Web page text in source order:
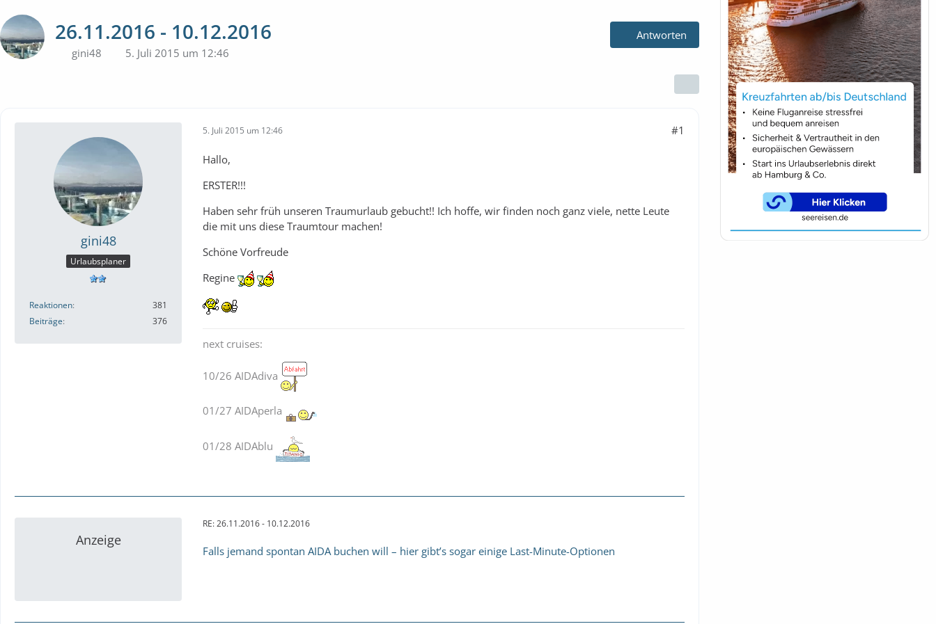
26.11.2016 - 10.12.2016
gini48 5. Juli 2015 um 12:46
Antworten
gini48
Urlaubsplaner
Reaktionen
381
Beiträge
376
5. Juli 2015 um 12:46 #1
Hallo,
ERSTER!!!
Haben sehr früh unseren Traumurlaub gebucht!! Ich hoffe, wir finden noch ganz viele, nette Leute
die mit uns diese Traumtour machen!
Schöne Vorfreude
Regine
next cruises:
10/26 AIDAdiva
01/27 AIDAperla
01/28 AIDAblu
Anzeige
RE: 26.11.2016 - 10.12.2016
Falls jemand spontan AIDA buchen will – hier gibt’s sogar einige Last-Minute-Optionen